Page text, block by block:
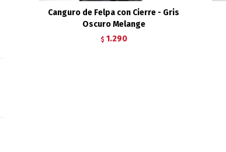
Canguro de Felpa con Cierre - Gris
Oscuro Melange
$ 1.290